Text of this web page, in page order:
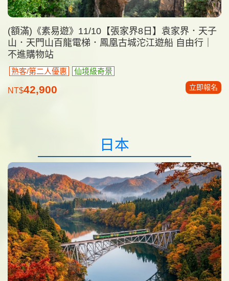
(額滿)《素易遊》11/10【張家界8日】袁家界．天子
山．天門山百龍電梯．鳳凰古城沱江遊船 自由行｜
不進購物站
熟客/第二人優惠 仙境級奇景
NT$42,900 立即報名
日本